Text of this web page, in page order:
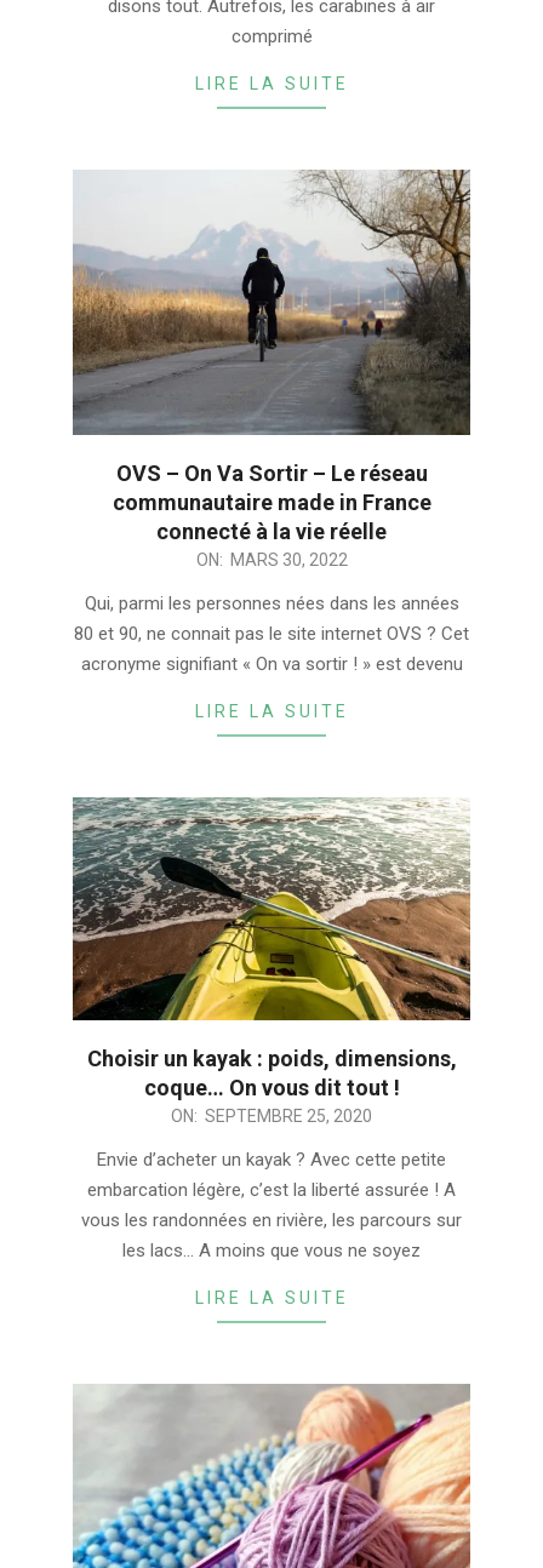
disons tout. Autrefois, les carabines à air
comprimé
LIRE LA SUITE
OVS – On Va Sortir – Le réseau
communautaire made in France
connecté à la vie réelle
ON: MARS 30, 2022
Qui, parmi les personnes nées dans les années
80 et 90, ne connait pas le site internet OVS ? Cet
acronyme signifiant « On va sortir ! » est devenu
LIRE LA SUITE
Choisir un kayak : poids, dimensions,
coque… On vous dit tout !
ON: SEPTEMBRE 25, 2020
Envie d’acheter un kayak ? Avec cette petite
embarcation légère, c’est la liberté assurée ! A
vous les randonnées en rivière, les parcours sur
les lacs… A moins que vous ne soyez
LIRE LA SUITE